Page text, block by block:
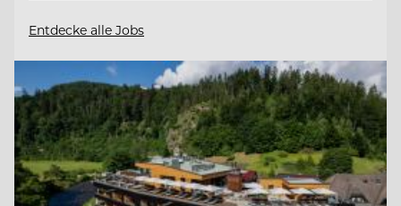
Entdecke alle Jobs